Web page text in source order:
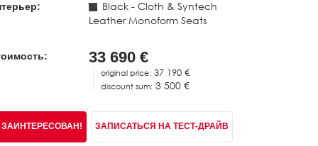
Black - Cloth & Syntech
Leather Monoform Seats
33 690 €
original price: 37 190 €
discount sum: 3 500 €
ЗАИНТЕРЕСОВАН! ЗАПИСАТЬСЯ НА ТЕСТ-ДРАЙВ